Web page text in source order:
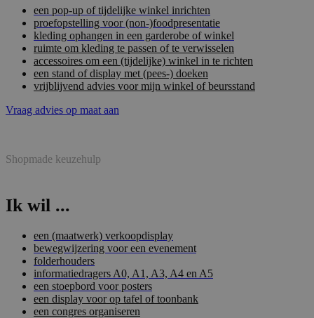
een pop-up of tijdelijke winkel inrichten
proefopstelling voor (non-)foodpresentatie
kleding ophangen in een garderobe of winkel
ruimte om kleding te passen of te verwisselen
accessoires om een (tijdelijke) winkel in te richten
een stand of display met (pees-) doeken
vrijblijvend advies voor mijn winkel of beursstand
Vraag advies op maat aan
Shopmade keuzehulp
Ik wil ...
een (maatwerk) verkoopdisplay
bewegwijzering voor een evenement
folderhouders
informatiedragers A0, A1, A3, A4 en A5
een stoepbord voor posters
een display voor op tafel of toonbank
een congres organiseren